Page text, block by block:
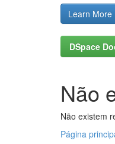
Learn More
DSpace
Não
Não existem
Página